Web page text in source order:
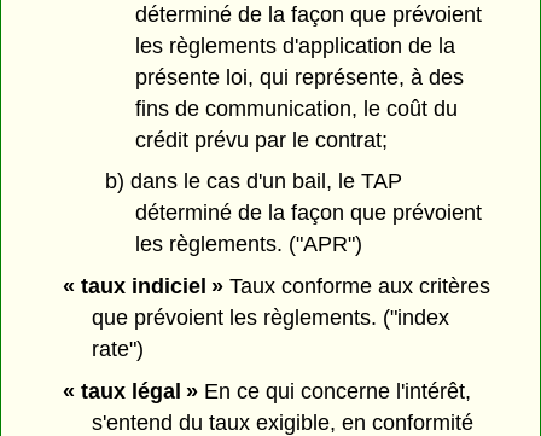
déterminé de la façon que prévoient
les règlements d'application de la
présente loi, qui représente, à des
fins de communication, le coût du
crédit prévu par le contrat;
b) dans le cas d'un bail, le TAP
déterminé de la façon que prévoient
les règlements. ("APR")
« taux indiciel »Taux conforme aux critères
que prévoient les règlements. ("index
rate")
« taux légal »En ce qui concerne l'intérêt,
s'entend du taux exigible, en conformité